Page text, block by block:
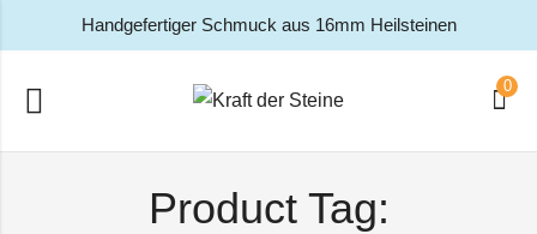
Handgefertiger Schmuck aus 16mm Heilsteinen
0
Product Tag: